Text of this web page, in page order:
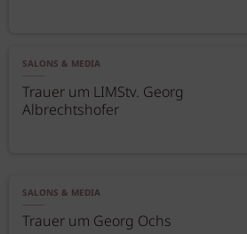
SALONS & MEDIA
Trauer um LIMStv. Georg
Albrechtshofer
SALONS & MEDIA
Trauer um Georg Ochs